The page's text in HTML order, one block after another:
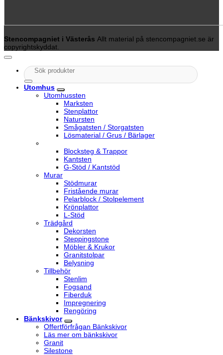
Stencompagniet i Västerås Allt material på stencompagniet.se är
copyrightskyddat.
Sök
efter:
Utomhus
Utomhussten
Marksten
Stenplattor
Natursten
Smågatsten / Storgatsten
Lösmaterial / Grus / Bärlager
Blocksteg & Trappor
Kantsten
G-Stöd / Kantstöd
Murar
Stödmurar
Fristående murar
Pelarblock / Stolpelement
Krönplattor
L-Stöd
Trädgård
Dekorsten
Steppingstone
Möbler & Krukor
Granitstolpar
Belysning
Tillbehör
Stenlim
Fogsand
Fiberduk
Impregnering
Rengöring
Bänkskivor
Offertförfrågan Bänkskivor
Läs mer om bänkskivor
Granit
Silestone